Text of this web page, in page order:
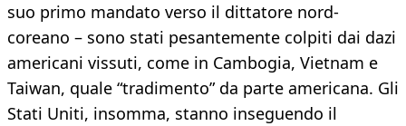
suo primo mandato verso il dittatore nord-
coreano – sono stati pesantemente colpiti dai dazi
americani vissuti, come in Cambogia, Vietnam e
Taiwan, quale “tradimento” da parte americana. Gli
Stati Uniti, insomma, stanno inseguendo il